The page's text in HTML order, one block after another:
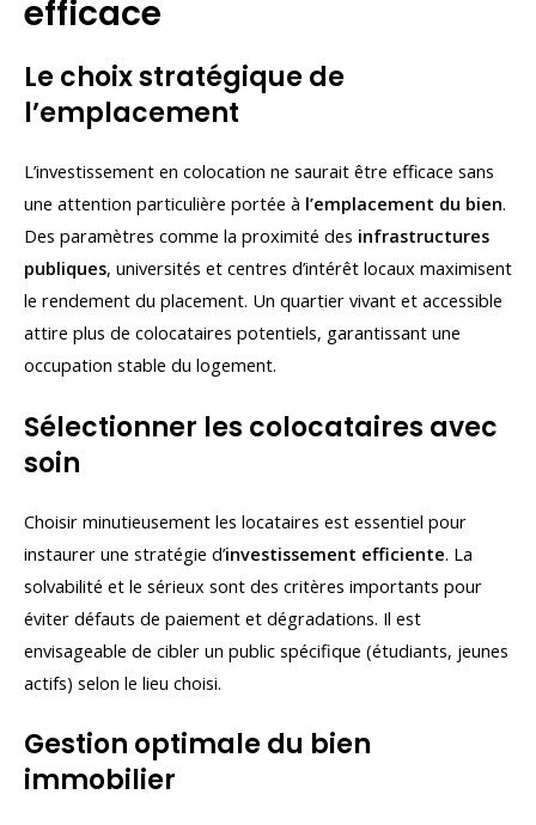
efficace
Le choix stratégique de
l’emplacement
L’investissement en colocation ne saurait être efficace sans
une attention particulière portée à l’emplacement du bien.
Des paramètres comme la proximité des infrastructures
publiques, universités et centres d’intérêt locaux maximisent
le rendement du placement. Un quartier vivant et accessible
attire plus de colocataires potentiels, garantissant une
occupation stable du logement.
Sélectionner les colocataires avec
soin
Choisir minutieusement les locataires est essentiel pour
instaurer une stratégie d’investissement efficiente. La
solvabilité et le sérieux sont des critères importants pour
éviter défauts de paiement et dégradations. Il est
envisageable de cibler un public spécifique (étudiants, jeunes
actifs) selon le lieu choisi.
Gestion optimale du bien
immobilier